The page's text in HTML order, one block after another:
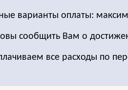
варианты оплаты:
сообщить Вам о
все расходы по